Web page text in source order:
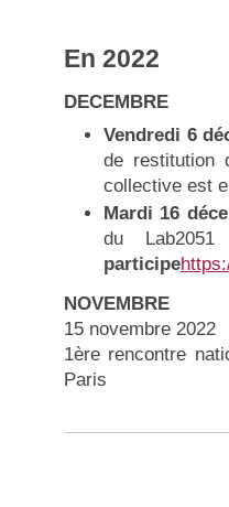
En 2022
DECEMBRE
Vendredi 6
de restitution
collective est
Mardi 16
du
participe
NOVEMBRE
15 novembre 2022
1ère rencontre
Paris